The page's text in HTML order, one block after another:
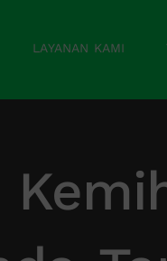
LAYANAN KAMI